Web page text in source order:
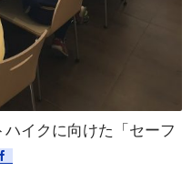
ハイクに向けた「セーフ